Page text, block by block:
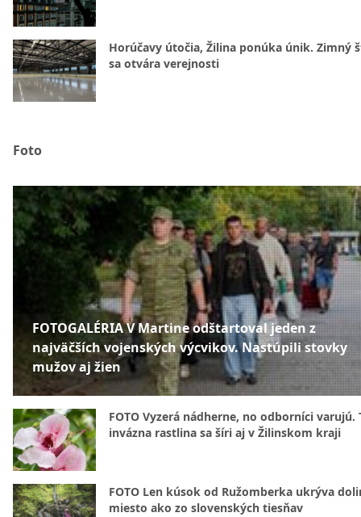
Horúčavy útočia, Žilina ponúka únik. Zimný
sa otvára verejnosti
Foto
FOTOGALÉRIA V Martine odštartoval jeden z
najväčších vojenských výcvikov. Nastúpili stovky
mužov aj žien
FOTO Vyzerá nádherne, no odborníci varujú.
invázna rastlina sa šíri aj v Žilinskom kraji
FOTO Len kúsok od Ružomberka ukrýva
miesto ako zo slovenských tiesňav